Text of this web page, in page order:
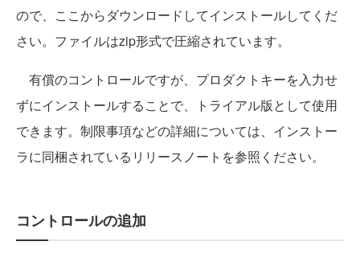
ので、ここからダウンロードしてインストールしてくだ
さい。ファイルはzip形式で圧縮されています。
有償のコントロールですが、プロダクトキーを入力せ
ずにインストールすることで、トライアル版として使用
できます。制限事項などの詳細については、インストー
ラに同梱されているリリースノートを参照ください。
コントロールの追加